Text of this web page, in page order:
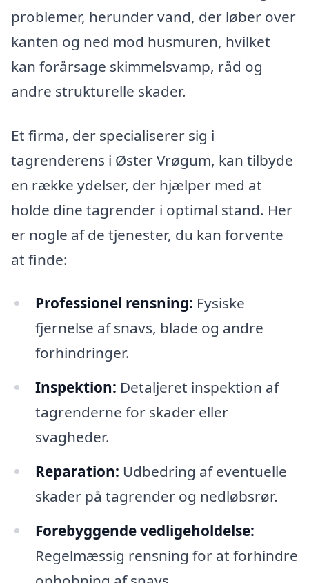
problemer, herunder vand, der løber over
kanten og ned mod husmuren, hvilket
kan forårsage skimmelsvamp, råd og
andre strukturelle skader.
Et firma, der specialiserer sig i
tagrenderens i Øster Vrøgum, kan tilbyde
en række ydelser, der hjælper med at
holde dine tagrender i optimal stand. Her
er nogle af de tjenester, du kan forvente
at finde:
Professionel rensning: Fysiske
fjernelse af snavs, blade og andre
forhindringer.
Inspektion: Detaljeret inspektion af
tagrenderne for skader eller
svagheder.
Reparation: Udbedring af eventuelle
skader på tagrender og nedløbsrør.
Forebyggende vedligeholdelse:
Regelmæssig rensning for at forhindre